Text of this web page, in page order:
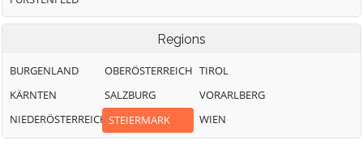
Regions
BURGENLAND
KÄRNTEN
NIEDERÖSTERREICH
OBERÖSTERREICH
SALZBURG
STEIERMARK
TIROL
VORARLBERG
WIEN